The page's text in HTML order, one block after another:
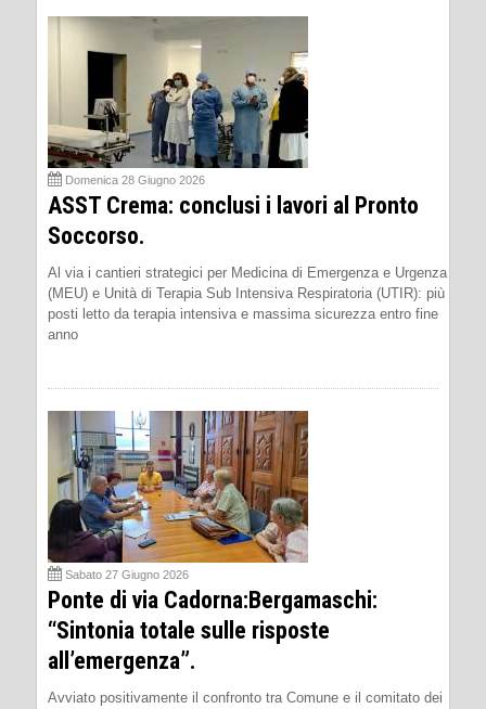
Domenica 28 Giugno 2026
ASST Crema: conclusi i lavori al Pronto
Soccorso.
Al via i cantieri strategici per Medicina di Emergenza e Urgenza
(MEU) e Unità di Terapia Sub Intensiva Respiratoria (UTIR): più
posti letto da terapia intensiva e massima sicurezza entro fine
anno
Sabato 27 Giugno 2026
Ponte di via Cadorna:Bergamaschi:
“Sintonia totale sulle risposte
all’emergenza”.
Avviato positivamente il confronto tra Comune e il comitato dei